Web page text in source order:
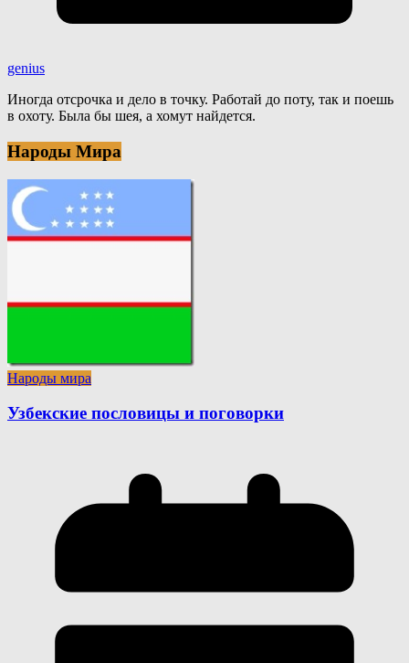
genius
Иногда отсрочка и дело в точку. Работай до поту, так и поешь
в охоту. Была бы шея, а хомут найдется.
Народы Мира
Народы мира
Узбекские пословицы и поговорки